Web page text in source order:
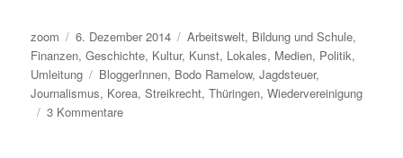
Autor
zoom
Veröffentlicht
am
6. Dezember 2014 Kategorien
Arbeitswelt, Bildung und Schule,
Finanzen,Geschichte, Kultur, Kunst, Lokales, Medien, Politik,
Umleitung
Schlagwörter
BloggerInnen, Bodo Ramelow,Jagdsteuer,
Journalismus, Korea,Streikrecht,Thüringen,Wiedervereinigung
3 Kommentarezu